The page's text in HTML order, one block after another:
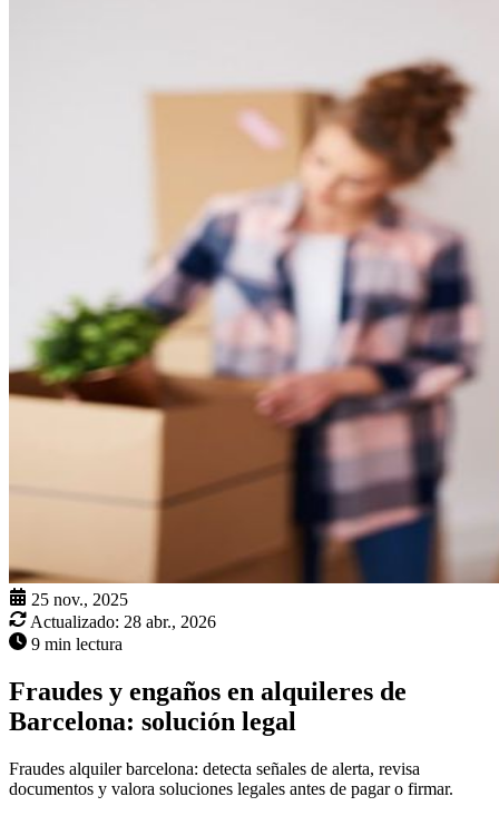
25 nov., 2025
Actualizado: 28 abr., 2026
9 min lectura
Fraudes y engaños en alquileres de
Barcelona: solución legal
Fraudes alquiler barcelona: detecta señales de alerta, revisa
documentos y valora soluciones legales antes de pagar o firmar.